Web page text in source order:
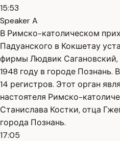
15:53
Speaker A
В Римско-католическом
Падуанского в Кокшетау
фирмы Людвик Сагановский,
1948 году в городе Познань.
14 регистров. Этот орган
настоятеля Римско-
Станислава Костки, отца
города Познань.
17:05